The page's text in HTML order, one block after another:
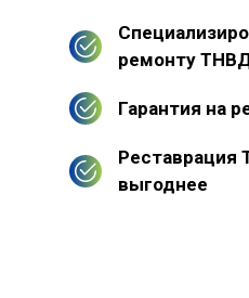
ремонту
Гарантия на
Реставрация
выгоднее